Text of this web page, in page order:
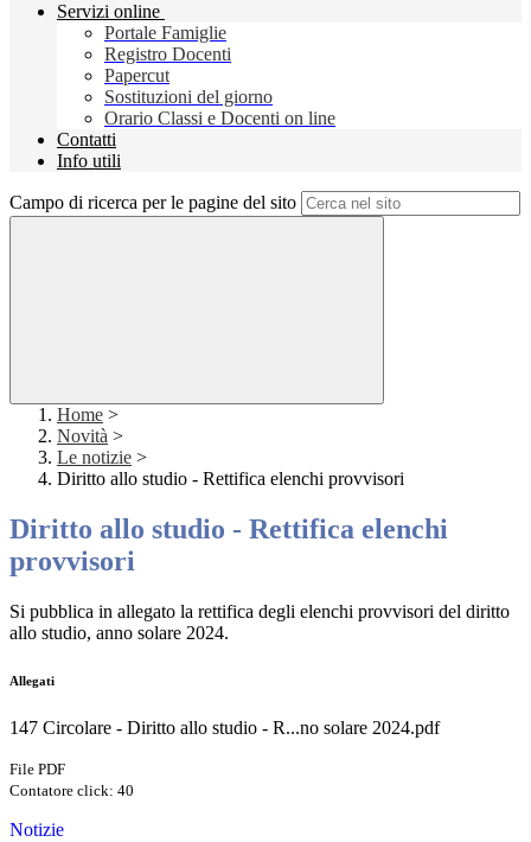
Servizi online
Portale Famiglie
Registro Docenti
Papercut
Sostituzioni del giorno
Orario Classi e Docenti on line
Contatti
Info utili
Campo di ricerca per le pagine del sito
Home >
Novità >
Le notizie >
Diritto allo studio - Rettifica elenchi provvisori
Diritto allo studio - Rettifica elenchi
provvisori
Si pubblica in allegato la rettifica degli elenchi provvisori del diritto
allo studio, anno solare 2024.
Allegati
147 Circolare - Diritto allo studio - R...no solare 2024.pdf
File PDF
Contatore click: 40
Notizie